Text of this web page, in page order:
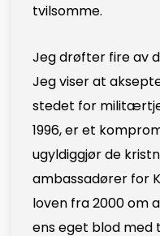
tvilsomme.
Jeg drøfter fire av
Jeg viser at
stedet for
1996, er et
ugyldiggjør de
ambassadører for
loven fra 2000 om
ens eget blod med